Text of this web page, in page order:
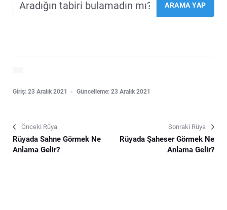
Giriş: 23 Aralık 2021 Güncelleme: 23 Aralık 2021
Önceki Rüya
Rüyada Sahne Görmek Ne
Anlama Gelir?
Sonraki Rüya
Rüyada Şaheser Görmek Ne
Anlama Gelir?